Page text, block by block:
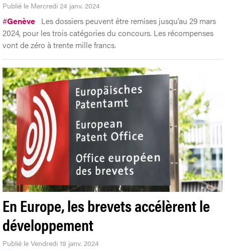
Publié le Mercredi 24 janv. 2024
#Genève Les dossiers peuvent être remises jusqu’au 29 mars
2024, pour les trois catégories du concours. Les récompenses
vont de zéro à trente mille francs.
En Europe, les brevets accélèrent le
développement
Publié le Vendredi 19 janv. 2024